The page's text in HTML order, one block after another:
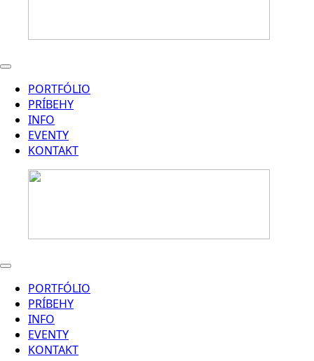
PORTFÓLIO
PRÍBEHY
INFO
EVENTY
KONTAKT
PORTFÓLIO
PRÍBEHY
INFO
EVENTY
KONTAKT